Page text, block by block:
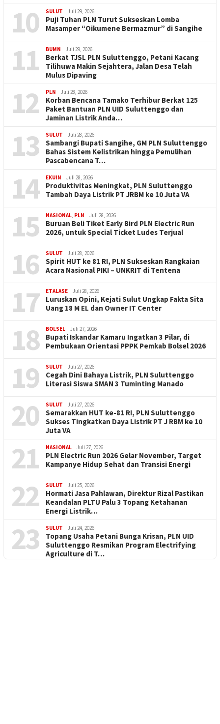
10 SULUT Juli 29, 2026
Puji Tuhan PLN Turut Sukseskan Lomba
Masamper “Oikumene Bermazmur” di Sangihe
11 BUMN Juli 29, 2026
Berkat TJSL PLN Suluttenggo, Petani Kacang
Tilihuwa Makin Sejahtera, Jalan Desa Telah
Mulus Dipaving
12 PLN Juli 28, 2026
Korban Bencana Tamako Terhibur Berkat 125
Paket Bantuan PLN UID Suluttenggo dan
Jaminan Listrik Anda…
13 SULUT Juli 28, 2026
Sambangi Bupati Sangihe, GM PLN Suluttenggo
Bahas Sistem Kelistrikan hingga Pemulihan
Pascabencana T…
14 EKUIN Juli 28, 2026
Produktivitas Meningkat, PLN Suluttenggo
Tambah Daya Listrik PT JRBM ke 10 Juta VA
15 NASIONAL, PLN Juli 28, 2026
Buruan Beli Tiket Early Bird PLN Electric Run
2026, untuk Special Ticket Ludes Terjual
16 SULUT Juli 28, 2026
Spirit HUT ke 81 RI, PLN Sukseskan Rangkaian
Acara Nasional PIKI – UNKRIT di Tentena
17 ETALASE Juli 28, 2026
Luruskan Opini, Kejati Sulut Ungkap Fakta Sita
Uang 18 M EL dan Owner IT Center
18 BOLSEL Juli 27, 2026
Bupati Iskandar Kamaru Ingatkan 3 Pilar, di
Pembukaan Orientasi PPPK Pemkab Bolsel 2026
19 SULUT Juli 27, 2026
Cegah Dini Bahaya Listrik, PLN Suluttenggo
Literasi Siswa SMAN 3 Tuminting Manado
20 SULUT Juli 27, 2026
Semarakkan HUT ke-81 RI, PLN Suluttenggo
Sukses Tingkatkan Daya Listrik PT J RBM ke 10
Juta VA
21 NASIONAL Juli 27, 2026
PLN Electric Run 2026 Gelar November, Target
Kampanye Hidup Sehat dan Transisi Energi
22 SULUT Juli 25, 2026
Hormati Jasa Pahlawan, Direktur Rizal Pastikan
Keandalan PLTU Palu 3 Topang Ketahanan
Energi Listrik…
23 SULUT Juli 24, 2026
Topang Usaha Petani Bunga Krisan, PLN UID
Suluttenggo Resmikan Program Electrifying
Agriculture di T…